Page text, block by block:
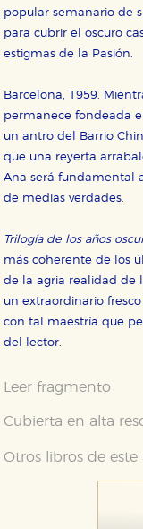
popular semanario de
para cubrir el oscuro
estigmas de la Pasión.
Barcelona, 1959.
permanece fondeada
un antro del Barrio
que una reyerta
Ana será fundamental
de medias verdades.
Trilogía de los años
más coherente de los
de la agria realidad de
un extraordinario
con tal maestría que
del lector.
Leer fragmento
Cubierta en alta
Otros libros de este